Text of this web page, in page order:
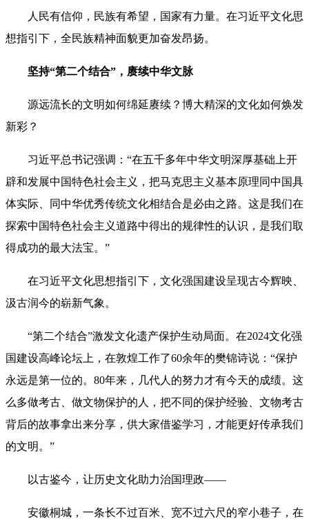
人民有信仰，民族有希望，国家有力量。在习近平文化思
想指引下，全民族精神面貌更加奋发昂扬。
坚持“第二个结合”，赓续中华文脉
源远流长的文明如何绵延赓续？博大精深的文化如何焕发
新彩？
习近平总书记强调：“在五千多年中华文明深厚基础上开
辟和发展中国特色社会主义，把马克思主义基本原理同中国具
体实际、同中华优秀传统文化相结合是必由之路。这是我们在
探索中国特色社会主义道路中得出的规律性的认识，是我们取
得成功的最大法宝。”
在习近平文化思想指引下，文化强国建设呈现古今辉映、
汲古润今的崭新气象。
“第二个结合”激发文化遗产保护生动局面。在2024文化强
国建设高峰论坛上，在敦煌工作了60余年的樊锦诗说：“保护
永远是第一位的。80年来，几代人的努力才有今天的成绩。这
么多做考古、做文物保护的人，把不同的保护经验、文物考古
背后的故事拿出来分享，供大家借鉴学习，才能更好传承我们
的文明。”
以古鉴今，让历史文化助力治国理政——
安徽桐城，一条长不过百米、宽不过六尺的窄小巷子，在